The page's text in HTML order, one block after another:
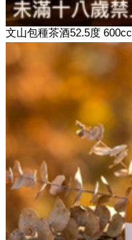
文山包種茶酒52.5度 600cc